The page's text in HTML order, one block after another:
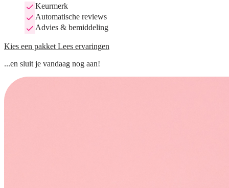
Keurmerk
Automatische reviews
Advies & bemiddeling
Kies een pakket Lees ervaringen
...en sluit je vandaag nog aan!